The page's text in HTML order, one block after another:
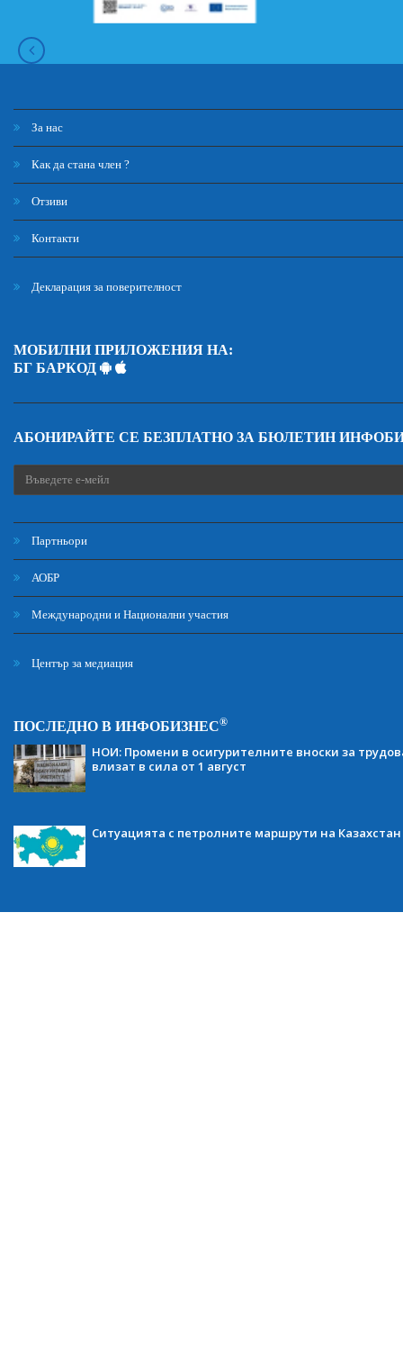
За нас
Как да стана член ?
Отзиви
Контакти
Декларация за поверителност
МОБИЛНИ ПРИЛОЖЕНИЯ НА:
БГ БАРКОД
АБОНИРАЙТЕ СЕ БЕЗПЛАТНО ЗА БЮЛЕТИН
Партньори
АОБР
Международни и Национални участия
Център за медиация
ПОСЛЕДНО В ИНФОБИЗНЕС®
НОИ: Промени в осигурителните вноски за
влизат в сила от 1 август
Ситуацията с петролните маршрути на Казахстан